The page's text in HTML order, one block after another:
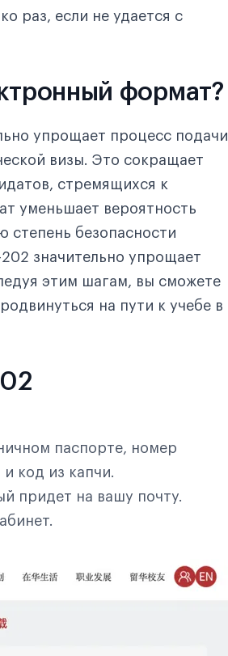
раз, если не удается с
формат?
упрощает процесс подачи
визы. Это сокращает
стремящихся к
уменьшает вероятность
степень безопасности
значительно упрощает
этим шагам, вы сможете
на пути к учебе в
паспорте, номер
код из капчи.
придет на вашу почту.